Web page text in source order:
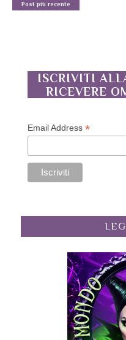
Post più recente
ISCRIVITI
RICEVERE
Email Address*